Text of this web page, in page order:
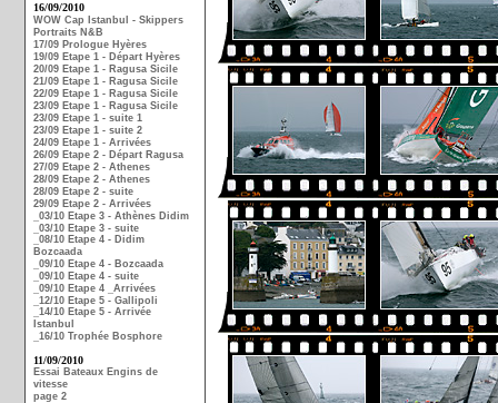
16/09/2010
WOW Cap Istanbul - Skippers
Portraits N&B
17/09 Prologue Hyères
19/09 Etape 1 - Départ Hyères
20/09 Etape 1 - Ragusa Sicile
21/09 Etape 1 - Ragusa Sicile
22/09 Etape 1 - Ragusa Sicile
23/09 Etape 1 - Ragusa Sicile
23/09 Etape 1 - suite 1
23/09 Etape 1 - suite 2
24/09 Etape 1 - Arrivées
26/09 Etape 2 - Départ Ragusa
27/09 Etape 2 - Athenes
28/09 Etape 2 - Athenes
28/09 Etape 2 - suite
29/09 Etape 2 - Arrivées
_03/10 Etape 3 - Athènes Didim
_03/10 Etape 3 - suite
_08/10 Etape 4 - Didim
Bozcaada
_09/10 Etape 4 - Bozcaada
_09/10 Etape 4 - suite
_09/10 Etape 4 _Arrivées
_12/10 Etape 5 - Gallipoli
_14/10 Etape 5 - Arrivée
Istanbul
_16/10 Trophée Bosphore
11/09/2010
Essai Bateaux Engins de
vitesse
page 2